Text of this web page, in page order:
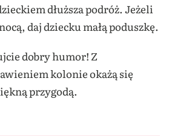
dłuższa podróż. Jeżeli
daj dziecku małą poduszkę.
dobry humor! Z
kolonie okażą się
przygodą.